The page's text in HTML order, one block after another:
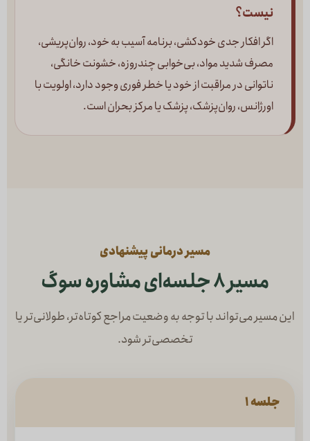
نیست؟
اگر افکار جدی خودکشی، برنامه آسیب به خود، روان‌پریشی،
مصرف شدید مواد، بی‌خوابی چندروزه، خشونت خانگی،
ناتوانی در مراقبت از خود یا خطر فوری وجود دارد، اولویت با
اورژانس، روان‌پزشک، پزشک یا مرکز بحران است.
مسیر درمانی پیشنهادی
مسیر ۸ جلسه‌ای مشاوره سوگ
این مسیر می‌تواند با توجه به وضعیت مراجع کوتاه‌تر، طولانی‌تر یا
تخصصی‌تر شود.
جلسه ۱